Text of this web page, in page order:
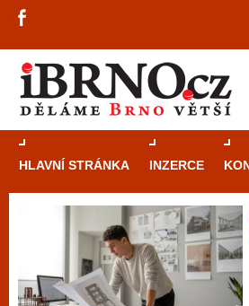
HLAVNÍ STRÁNKA INZERCE